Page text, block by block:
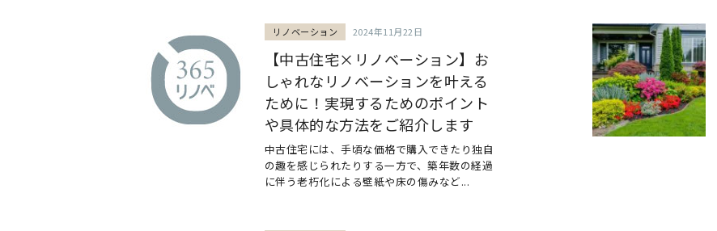
リノベーション 2024年11月22日
【中古住宅×リノベーション】お
しゃれなリノベーションを叶える
ために！実現するためのポイント
や具体的な方法をご紹介します
中古住宅には、手頃な価格で購入できたり独自
の趣を感じられたりする一方で、築年数の経過
に伴う老朽化による壁紙や床の傷みなど...